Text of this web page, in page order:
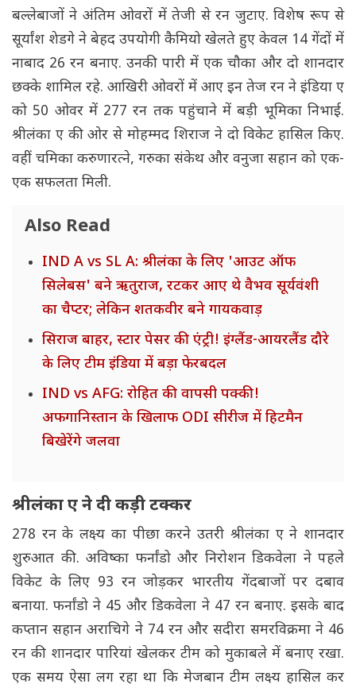
बल्लेबाजों ने अंतिम ओवरों में तेजी से रन जुटाए. विशेष रूप से
सूर्यांश शेडगे ने बेहद उपयोगी कैमियो खेलते हुए केवल 14 गेंदों में
नाबाद 26 रन बनाए. उनकी पारी में एक चौका और दो शानदार
छक्के शामिल रहे. आखिरी ओवरों में आए इन तेज रन ने इंडिया ए
को 50 ओवर में 277 रन तक पहुंचाने में बड़ी भूमिका निभाई.
श्रीलंका ए की ओर से मोहम्मद शिराज ने दो विकेट हासिल किए.
वहीं चमिका करुणारत्ने, गरुका संकेथ और वनुजा सहान को एक-
एक सफलता मिली.
Also Read
IND A vs SL A: श्रीलंका के लिए 'आउट ऑफ
सिलेबस' बने ऋतुराज, रटकर आए थे वैभव सूर्यवंशी
का चैप्टर; लेकिन शतकवीर बने गायकवाड़
सिराज बाहर, स्टार पेसर की एंट्री! इंग्लैंड-आयरलैंड दौरे
के लिए टीम इंडिया में बड़ा फेरबदल
IND vs AFG: रोहित की वापसी पक्की!
अफगानिस्तान के खिलाफ ODI सीरीज में हिटमैन
बिखेरेंगे जलवा
श्रीलंका ए ने दी कड़ी टक्कर
278 रन के लक्ष्य का पीछा करने उतरी श्रीलंका ए ने शानदार
शुरुआत की. अविष्का फर्नांडो और निरोशन डिकवेला ने पहले
विकेट के लिए 93 रन जोड़कर भारतीय गेंदबाजों पर दबाव
बनाया. फर्नांडो ने 45 और डिकवेला ने 47 रन बनाए. इसके बाद
कप्तान सहान अराचिगे ने 74 रन और सदीरा समरविक्रमा ने 46
रन की शानदार पारियां खेलकर टीम को मुकाबले में बनाए रखा.
एक समय ऐसा लग रहा था कि मेजबान टीम लक्ष्य हासिल कर